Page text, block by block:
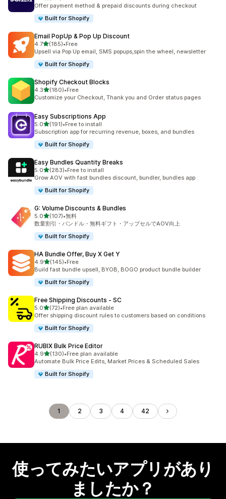
Offer payment method & prepaid discounts during checkout
Built for Shopify
Email PopUp & Pop Up Discount
4.75つ星中
(185)
合計レビュー数：185件
•Free
Upsell via Pop Up email, SMS popups,spin the wheel, newsletter
Built for Shopify
Shopify Checkout Blocks
4.35つ星中
(180)
合計レビュー数：180件
•Free
Customize your Checkout, Thank you and Order status pages
Easy Subscriptions App
5.05つ星中
(191)
合計レビュー数：191件
•Free to install
Subscription app for recurring revenue, boxes, and bundles
Built for Shopify
Easy Bundles Quantity Breaks
5.05つ星中
(283)
合計レビュー数：283件
•Free to install
Grow AOV with fast bundles discount, bundler, bundles app
Built for Shopify
G: Volume Discounts & Bundles
5.05つ星中
(107)
合計レビュー数：107件
•無料
数量割引・バンドル・無料ギフト・アップセルでAOV向上
Built for Shopify
HA Bundle Offer, Buy X Get Y
4.95つ星中
(145)
合計レビュー数：145件
•Free
Build fast bundle upsell, BYOB, BOGO product bundle builder
Built for Shopify
Free Shipping Discounts ‑ SC
5.05つ星中
(72)
合計レビュー数：72件
•Free plan available
Offer shipping discount rules to customers based on conditions
Built for Shopify
RUBIX Bulk Price Editor
4.95つ星中
(130)
合計レビュー数：130件
•Free plan available
Automate Bulk Price Edits, Market Prices & Scheduled Sales
Built for Shopify
1 2 3 4 42
使ってみたいアプリがあり
ましたか？